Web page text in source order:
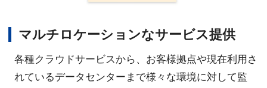
マルチロケーションなサービス提供
各種クラウドサービスから、お客様拠点や現在利用さ
れているデータセンターまで様々な環境に対して監